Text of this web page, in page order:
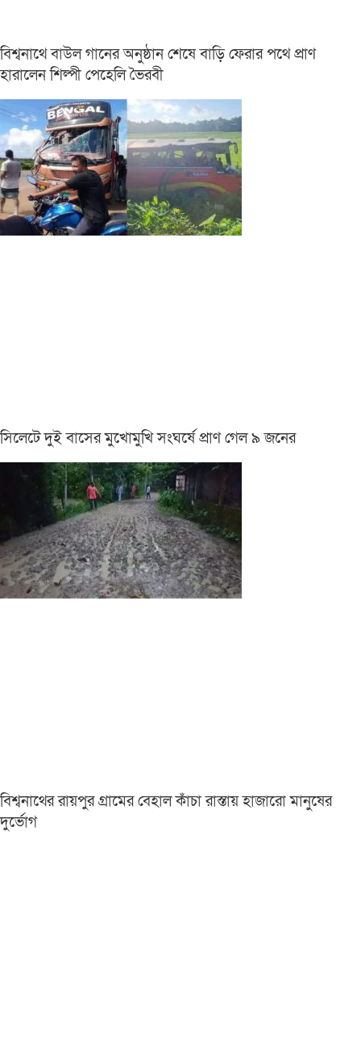
বিশ্বনাথে বাউল গানের অনুষ্ঠান শেষে বাড়ি ফেরার পথে প্রাণ
হারালেন শিল্পী পেহেলি ভৈরবী
সিলেটে দুই বাসের মুখোমুখি সংঘর্ষে প্রাণ গেল ৯ জনের
বিশ্বনাথের রায়পুর গ্রামের বেহাল কাঁচা রাস্তায় হাজারো মানুষের
দুর্ভোগ